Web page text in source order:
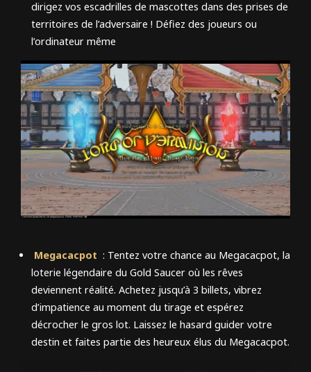
dirigez vos escadrilles de mascottes dans des prises de
territoires de l’adversaire ! Défiez des joueurs ou
l’ordinateur même
Megacacpot : Tentez votre chance au Megacacpot, la
loterie légendaire du Gold Saucer où les rêves
deviennent réalité. Achetez jusqu’à 3 billets, vibrez
d’impatience au moment du tirage et espérez
décrocher le gros lot. Laissez le hasard guider votre
destin et faites partie des heureux élus du Megacacpot.